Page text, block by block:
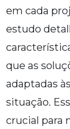
em cada
estudo
que as
adaptadas
situação.
crucial para